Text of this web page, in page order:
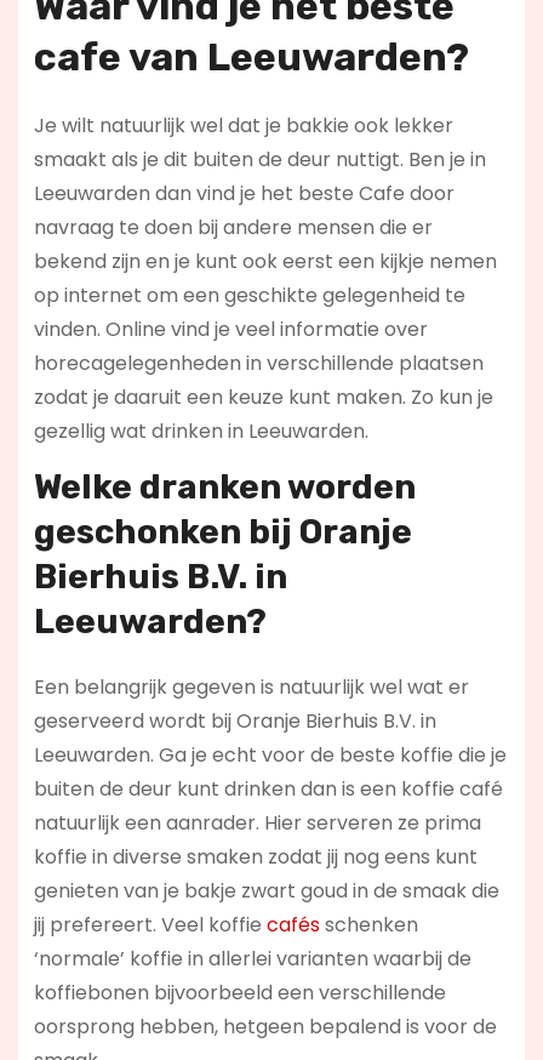
cafe van Leeuwarden?
Je wilt natuurlijk wel dat je bakkie ook lekker
smaakt als je dit buiten de deur nuttigt. Ben je in
Leeuwarden dan vind je het beste Cafe door
navraag te doen bij andere mensen die er
bekend zijn en je kunt ook eerst een kijkje nemen
op internet om een geschikte gelegenheid te
vinden. Online vind je veel informatie over
horecagelegenheden in verschillende plaatsen
zodat je daaruit een keuze kunt maken. Zo kun je
gezellig wat drinken in Leeuwarden.
Welke dranken worden
geschonken bij Oranje
Bierhuis B.V. in
Leeuwarden?
Een belangrijk gegeven is natuurlijk wel wat er
geserveerd wordt bij Oranje Bierhuis B.V. in
Leeuwarden. Ga je echt voor de beste koffie die je
buiten de deur kunt drinken dan is een koffie café
natuurlijk een aanrader. Hier serveren ze prima
koffie in diverse smaken zodat jij nog eens kunt
genieten van je bakje zwart goud in de smaak die
jij prefereert. Veel koffie cafésschenken
‘normale’ koffie in allerlei varianten waarbij de
koffiebonen bijvoorbeeld een verschillende
oorsprong hebben, hetgeen bepalend is voor de